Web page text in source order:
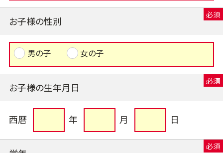
お子様の性別
男の子 女の子
お子様の生年月日
西暦 年 月 日